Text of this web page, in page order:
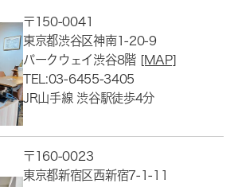
〒150-0041
東京都渋谷区神南1-20-9
パークウェイ渋谷8階 [MAP]
TEL:03-6455-3405
JR山手線 渋谷駅徒歩4分
〒160-0023
東京都新宿区西新宿7-1-11